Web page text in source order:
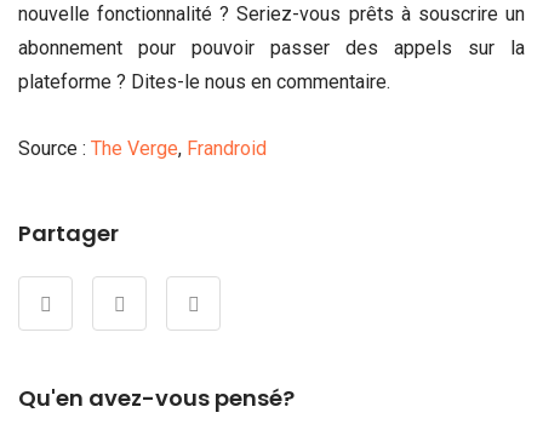
nouvelle fonctionnalité ? Seriez-vous prêts à souscrire un
abonnement pour pouvoir passer des appels sur la
plateforme ? Dites-le nous en commentaire.
Source : The Verge, Frandroid
Partager
Qu'en avez-vous pensé?